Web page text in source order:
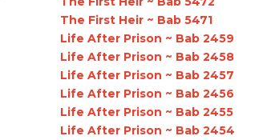
The First Heir ~ Bab 5471
Life After Prison ~ Bab 2459
Life After Prison ~ Bab 2458
Life After Prison ~ Bab 2457
Life After Prison ~ Bab 2456
Life After Prison ~ Bab 2455
Life After Prison ~ Bab 2454